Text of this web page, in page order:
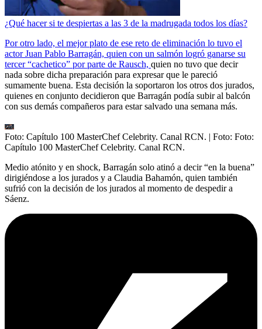
¿Qué hacer si te despiertas a las 3 de la madrugada todos los días?
Por otro lado, el mejor plato de ese reto de eliminación lo tuvo el
actor Juan Pablo Barragán, quien con un salmón logró ganarse su
tercer “cachetico” por parte de Rausch, quien no tuvo que decir
nada sobre dicha preparación para expresar que le pareció
sumamente buena. Esta decisión la soportaron los otros dos jurados,
quienes en conjunto decidieron que Barragán podía subir al balcón
con sus demás compañeros para estar salvado una semana más.
Foto: Capítulo 100 MasterChef Celebrity. Canal RCN. | Foto: Foto:
Capítulo 100 MasterChef Celebrity. Canal RCN.
Medio atónito y en shock, Barragán solo atinó a decir “en la buena”
dirigiéndose a los jurados y a Claudia Bahamón, quien también
sufrió con la decisión de los jurados al momento de despedir a
Sáenz.